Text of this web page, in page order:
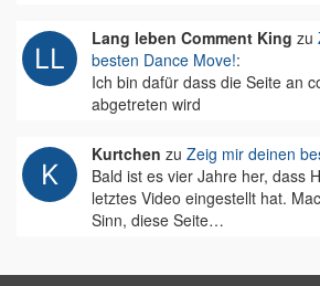
Lang leben Comment King zu
besten Dance Move!:
Ich bin dafür dass die Seite an
abgetreten wird
Kurtchen zu Zeig mir deinen
Bald ist es vier Jahre her, dass
letztes Video eingestellt hat.
Sinn, diese Seite…